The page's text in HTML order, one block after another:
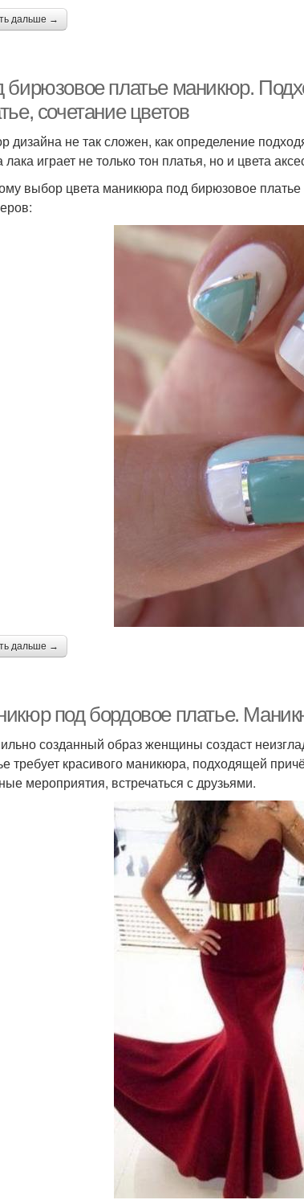
дальше →
бирюзовое платье маникюр.
сочетание цветов
дизайна не так сложен, как определение
лака играет не только тон платья, но и цвета
выбор цвета маникюра под бирюзовое
дальше →
под бордовое платье.
созданный образ женщины создаст
требует красивого маникюра, подходящей
мероприятия, встречаться с друзьями.